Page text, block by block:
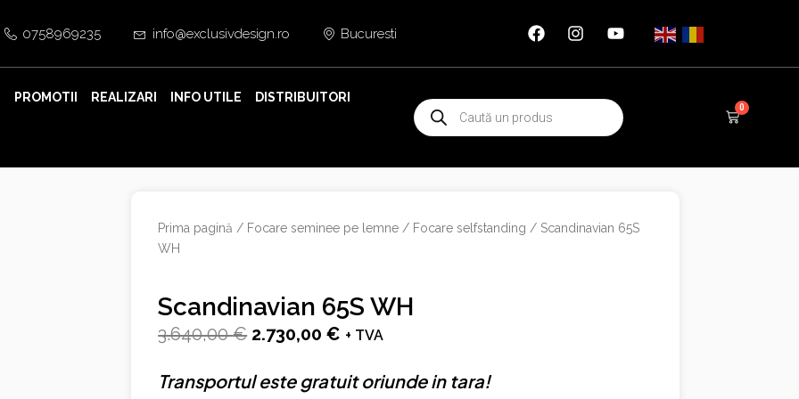
0758969235 info@exclusivdesign.ro Bucuresti
PROMOTII REALIZARI INFO UTILE DISTRIBUITORI
Products
search
0
Cart
Prima pagină / Focare seminee pe lemne / Focare selfstanding / Scandinavian 65S
WH
Scandinavian 65S WH
3.640,00€ Prețul
a
2.730,00€ Prețul
este:
+ TVA
Transportul este gratuit oriunde in tara!